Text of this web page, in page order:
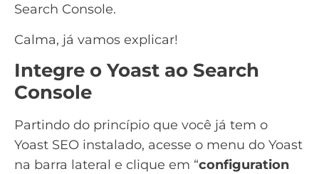
Search Console.
Calma, já vamos explicar!
Integre o Yoast ao Search
Console
Partindo do princípio que você já tem o
Yoast SEO instalado, acesse o menu do Yoast
na barra lateral e clique em “configuration